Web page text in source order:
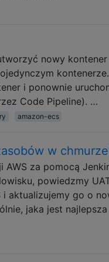
nowy
i ponownie
Code Pipeline). …
amazon-ecs
w
za pomocą
powiedzmy
aktualizujemy go o
jaka jest